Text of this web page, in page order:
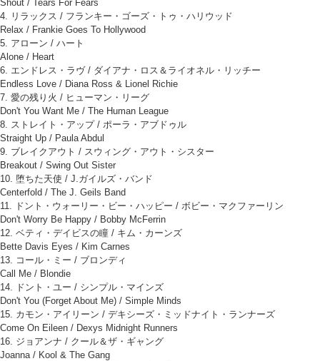
Shout / Tears For Fears
4. リラックス / フランキー・ゴーズ・トゥ・ハリウッド
Relax / Frankie Goes To Hollywood
5. アローン / ハート
Alone / Heart
6. エンドレス・ラヴ / ダイアナ・ロス＆ライオネル・リッチー
Endless Love / Diana Ross & Lionel Richie
7. 愛の残り火 / ヒューマン・リーグ
Don't You Want Me / The Human League
8. ストレイト・アップ / ポーラ・アブドゥル
Straight Up / Paula Abdul
9. ブレイクアウト / スウィング・アウト・シスター
Breakout / Swing Out Sister
10. 堕ちた天使 / J.ガイルズ・バンド
Centerfold / The J. Geils Band
11. ドント・ウォーリー・ビー・ハッピー / ボビー・マクファーリン
Don't Worry Be Happy / Bobby McFerrin
12. ベティ・デイビスの瞳 / キム・カーンズ
Bette Davis Eyes / Kim Carnes
13. コール・ミー / ブロンディ
Call Me / Blondie
14. ドント・ユー / シンプル・マインズ
Don't You (Forget About Me) / Simple Minds
15. カモン・アイリーン / デキシーズ・ミッドナイト・ランナーズ
Come On Eileen / Dexys Midnight Runners
16. ジョアンナ / クール＆ザ・ギャング
Joanna / Kool & The Gang